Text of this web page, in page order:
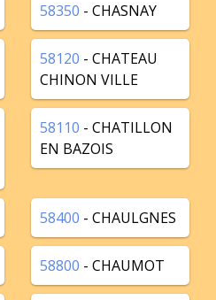
58350 - CHASNAY
58120 - CHATEAU
CHINON VILLE
58110 - CHATILLON
EN BAZOIS
58400 - CHAULGNES
58800 - CHAUMOT